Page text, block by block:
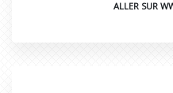
ALLER SUR